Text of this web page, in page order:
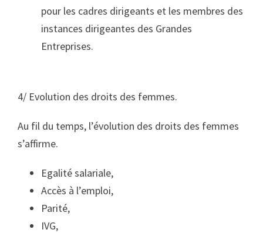
pour les cadres dirigeants et les membres des
instances dirigeantes des Grandes
Entreprises.
4/ Evolution des droits des femmes.
Au fil du temps, l’évolution des droits des femmes
s’affirme.
Egalité salariale,
Accès à l’emploi,
Parité,
IVG,